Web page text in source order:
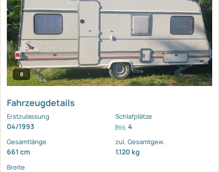
8
Fahrzeugdetails
Erstzulassung
04/1993
Schlafplätze
4
Gesamtlänge
661 cm
zul. Gesamtgew.
1.120 kg
Breite